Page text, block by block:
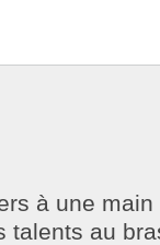
à une
talents au